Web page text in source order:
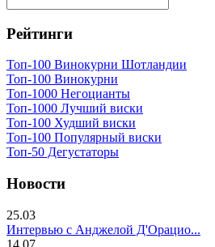
Рейтинги
Топ-100 Винокурни Шотландии
Топ-100 Винокурни
Топ-1000 Негоцианты
Топ-1000 Лучший виски
Топ-100 Худший виски
Топ-100 Популярный виски
Топ-50 Дегустаторы
Новости
25.03
Интервью с Анджелой Д'Орацио...
14.07